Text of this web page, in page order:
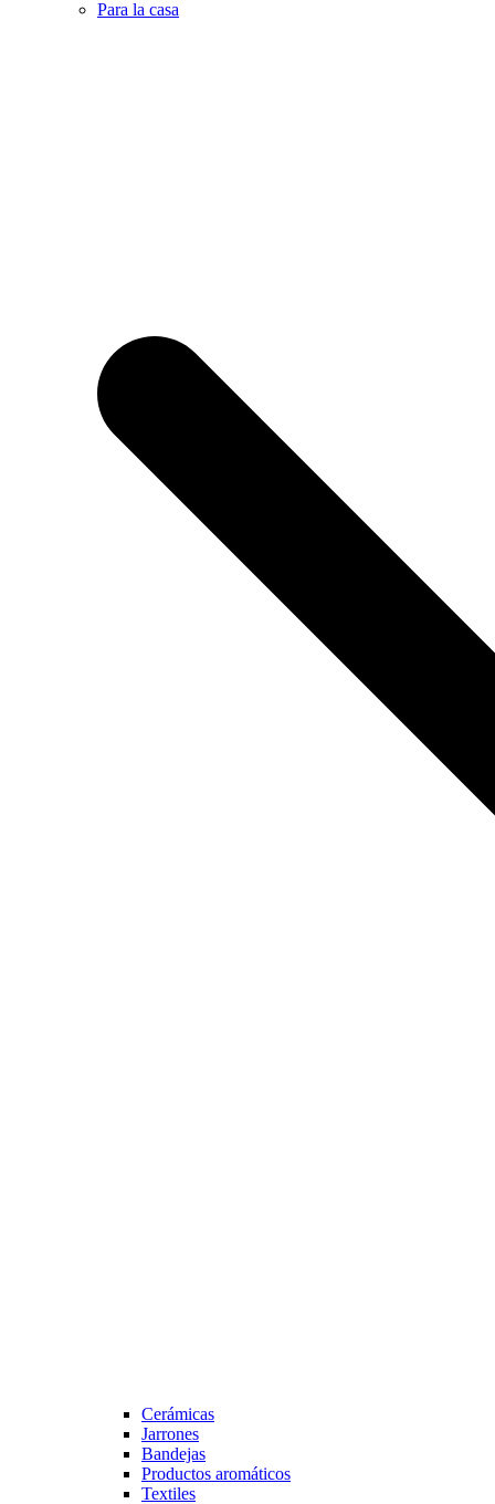
Para la casa
Cerámicas
Jarrones
Bandejas
Productos aromáticos
Textiles